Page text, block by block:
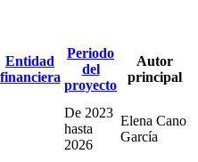
Entidad
financiera
Periodo
del
proyecto
Autor
principal
De 2023
hasta
2026
Elena Cano
García